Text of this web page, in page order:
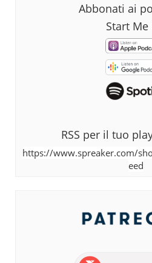
Abbonati ai
Start Me
RSS per il tuo
https://www.spreaker.com/
eed